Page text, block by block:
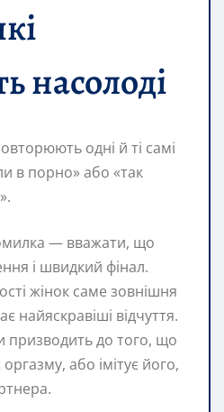
насолоді
одні й ті самі
в порно» або «так
— вважати, що
і швидкий фінал.
жінок саме зовнішня
найяскравіші відчуття.
призводить до того, що
або імітує його,